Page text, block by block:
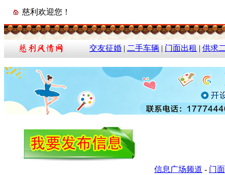
慈利欢迎您！
交友征婚 | 二手车辆 | 门面出租 | 供求
信息广场频道 - 门